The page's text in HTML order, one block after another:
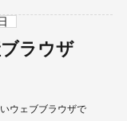
ラウザ
ウェブブラウザで